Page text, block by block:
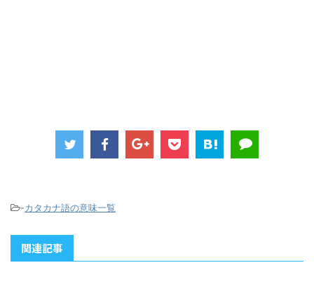
-カタカナ語の意味一覧
関連記事